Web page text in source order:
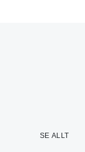
SE ALLT